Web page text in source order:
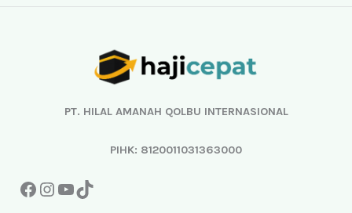
PT. HILAL AMANAH QOLBU INTERNASIONAL
PIHK: 8120011031363000
Instagram
YouTube
TikTok